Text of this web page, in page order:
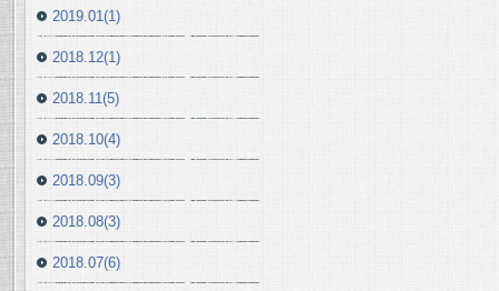
2019.01(1)
2018.12(1)
2018.11(5)
2018.10(4)
2018.09(3)
2018.08(3)
2018.07(6)